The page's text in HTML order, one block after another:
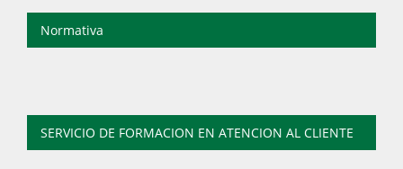
Normativa
SERVICIO DE FORMACION EN ATENCION AL CLIENTE